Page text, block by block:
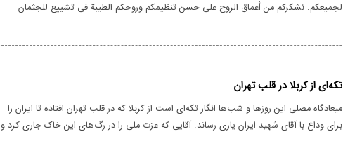
لجمیعکم. نشکرکم من أعماق الروح على حسن تنظیمکم وروحکم الطیبة فی تشییع للجثمان
للعراق علی کرم الضیافة
تکه‌ای از کربلا در قلب تهران
میعادگاه مصلی این روزها و شب‌ها انگار تکه‌ای است از کربلا که در قلب تهران افتاده تا ایران را
برای وداع با آقای شهید ایران یاری رساند. آقایی که عزت ملی را در رگ‌های این خاک جاری کرد و
نورانی قیام لله است.